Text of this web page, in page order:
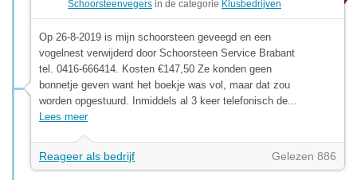
Schoorsteenvegers in de categorie Klusbedrijven
Op 26-8-2019 is mijn schoorsteen geveegd en een
vogelnest verwijderd door Schoorsteen Service Brabant
tel. 0416-666414. Kosten €147,50 Ze konden geen
bonnetje geven want het boekje was vol, maar dat zou
worden opgestuurd. Inmiddels al 3 keer telefonisch de...
Lees meer
Reageer als bedrijf Gelezen 886